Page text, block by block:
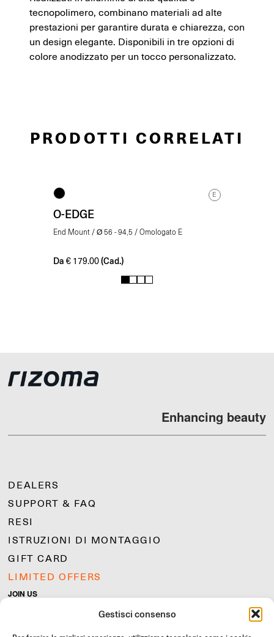
Gestisci consenso
tecnopolimero, combinano materiali ad alte
prestazioni per garantire durata e chiarezza, con
un design elegante. Disponibili in tre opzioni di
colore anodizzato per un tocco personalizzato.
PRODOTTI CORRELATI
E
O-EDGE
End Mount / Ø 56 - 94,5 / Omologato E
Da € 179.00 (Cad.)
1 2 3 4
Enhancing beauty
DEALERS
SUPPORT & FAQ
RESI
ISTRUZIONI DI MONTAGGIO
GIFT CARD
LIMITED OFFERS
JOIN US
Unisciti alla community Rizoma e accedi a contenuti esclusivi e